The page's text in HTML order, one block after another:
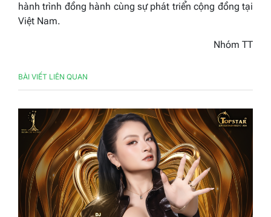
hành trình đồng hành cùng sự phát triển cộng đồng tại
Việt Nam.
Nhóm TT
BÀI VIẾT LIÊN QUAN